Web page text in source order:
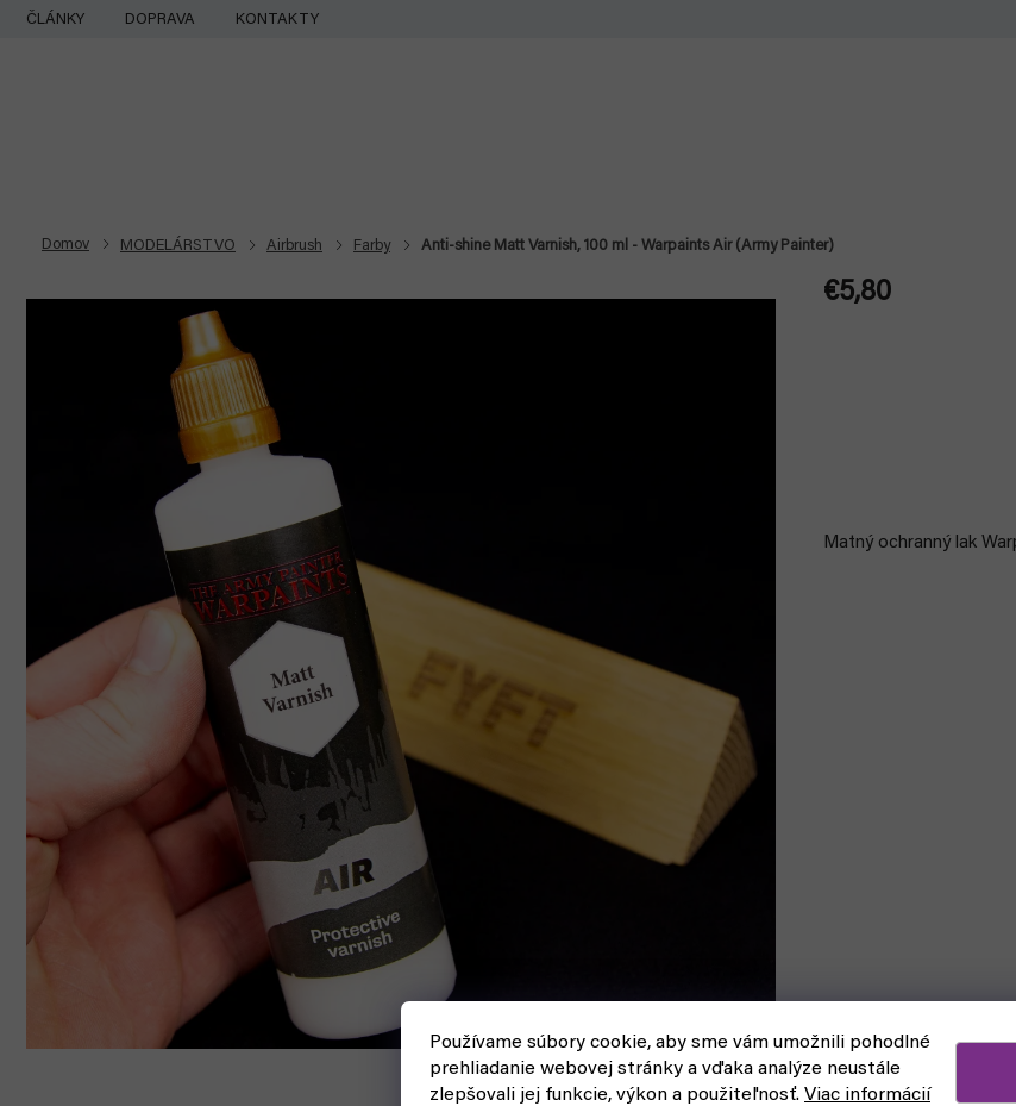
Používame súbory cookie, aby sme vám umožnili pohodlné
prehliadanie webovej stránky a vďaka analýze neustále
zlepšovali jej funkcie, výkon a použiteľnosť. Viac informácií
Prejsť
ČLÁNKY DOPRAVA KONTAKTY
Domov MODELÁRSTVO Airbrush Farby Anti-shine Matt Varnish, 100 ml - Warpaints Air (Army Painter)
€5,80
Matný ochranný lak